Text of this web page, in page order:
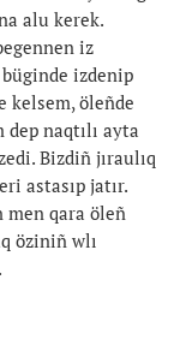
alu kerek.
iz
izdenip
kelsem, öleñde
dep naqtılı ayta
Bizdiñ jıraulıq
astasıp jatır.
men qara öleñ
öziniñ wlı